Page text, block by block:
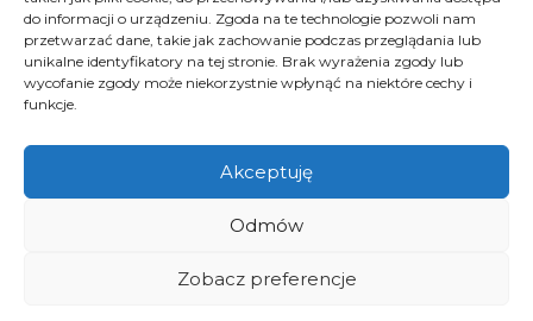
do informacji o urządzeniu. Zgoda na te technologie pozwoli nam
przetwarzać dane, takie jak zachowanie podczas przeglądania lub
unikalne identyfikatory na tej stronie. Brak wyrażenia zgody lub
wycofanie zgody może niekorzystnie wpłynąć na niektóre cechy i
funkcje.
Akceptuję
Odmów
Zobacz preferencje
czyszczenie posadzek Łódź,
czyszczenie posadzek Poznań,
czyszczenie posadzek Katowice,
czyszczenia obiektów, polimeryzacja posadzek.
piotrkow.pl